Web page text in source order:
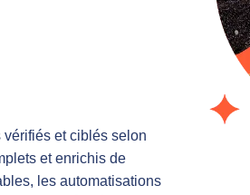
et ciblés selon
et enrichis de
les automatisations